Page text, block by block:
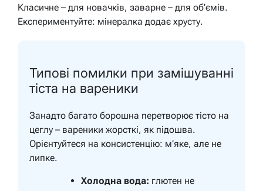
Класичне – для новачків, заварне – для об’ємів.
Експериментуйте: мінералка додає хрусту.
Типові помилки при замішуванні
тіста на вареники
Занадто багато борошна перетворює тісто на
цеглу – вареники жорсткі, як підошва.
Орієнтуйтеся на консистенцію: м’яке, але не
липке.
Холодна вода: глютен не